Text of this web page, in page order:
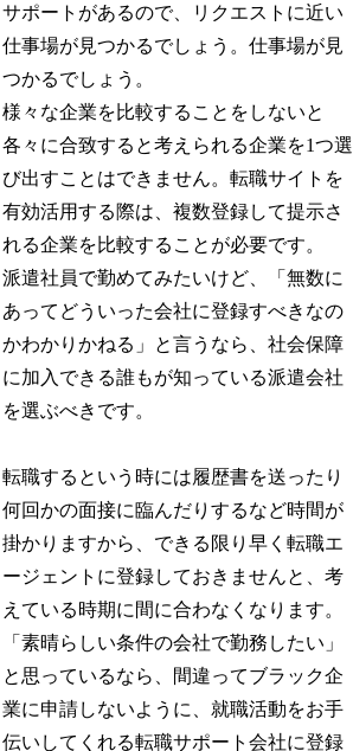
サポートがあるので、リクエストに近い
仕事場が見つかるでしょう。仕事場が見
つかるでしょう。
様々な企業を比較することをしないと
各々に合致すると考えられる企業を1つ選
び出すことはできません。転職サイトを
有効活用する際は、複数登録して提示さ
れる企業を比較することが必要です。
派遣社員で勤めてみたいけど、「無数に
あってどういった会社に登録すべきなの
かわかりかねる」と言うなら、社会保障
に加入できる誰もが知っている派遣会社
を選ぶべきです。
転職するという時には履歴書を送ったり
何回かの面接に臨んだりするなど時間が
掛かりますから、できる限り早く転職エ
ージェントに登録しておきませんと、考
えている時期に間に合わなくなります。
「素晴らしい条件の会社で勤務したい」
と思っているなら、間違ってブラック企
業に申請しないように、就職活動をお手
伝いしてくれる転職サポート会社に登録